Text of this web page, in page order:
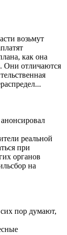
возьмут
как она
Они отличаются
реальной
при
органов
на
пор думают,